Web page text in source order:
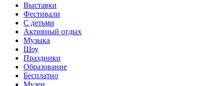
Выставки
Фестивали
С детьми
Активный отдых
Музыка
Шоу
Праздники
Образование
Бесплатно
Музеи